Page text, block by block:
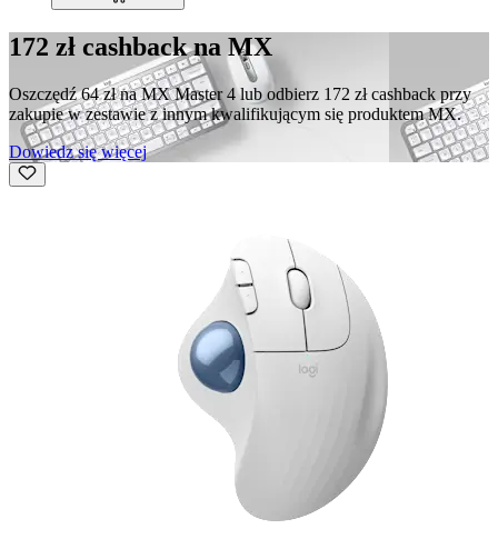
172 zł cashback na MX
Oszczędź 64 zł na MX Master 4 lub odbierz 172 zł cashback przy
zakupie w zestawie z innym kwalifikującym się produktem MX.
Dowiedz się więcej